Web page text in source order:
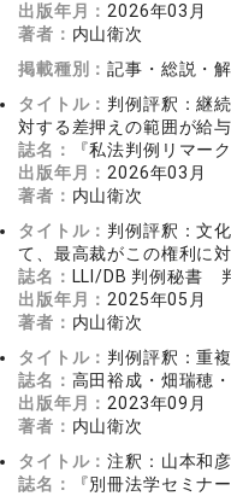
出版年月： 2026年03月
著者： 内山衛次
掲載種別：記事・総説・
タイトル： 判例評釈：継
対する差押えの範囲が給
誌名：
『私法判例リマー
出版年月： 2026年03月
著者： 内山衛次
タイトル： 判例評釈：文
て、最高裁がこの権利に
誌名： LLI/DB 判例秘書
出版年月： 2025年05月
著者： 内山衛次
タイトル： 判例評釈：重
誌名： 高田裕成・畑瑞穂
出版年月： 2023年09月
著者： 内山衛次
タイトル：注釈：山本和
誌名：
『別冊法学セミナ